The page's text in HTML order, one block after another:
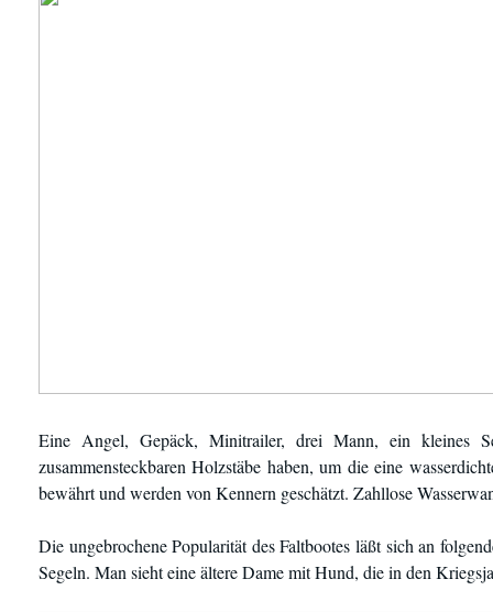
Eine Angel, Gepäck, Minitrailer, drei Mann, ein kleines
zusammensteckbaren Holzstäbe haben, um die eine
bewährt und werden von Kennern geschätzt. Zahllose
Die ungebrochene Popularität des Faltbootes läßt sich an
Segeln. Man sieht eine ältere Dame mit Hund, die in den